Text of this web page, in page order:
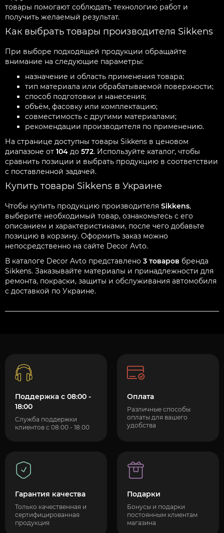
товары помогают соблюдать технологию работ и
получить желаемый результат.
Как выбрать товары производителя Sikkens
При выборе подходящей продукции обращайте
внимание на следующие параметры:
назначение и область применения товара;
тип материала или обрабатываемой поверхности;
способ подготовки и нанесения;
объём, фасовку или комплектацию;
совместимость с другими материалами;
рекомендации производителя по применению.
На странице доступны товары Sikkens в ценовом
диапазоне от 104 до 572. Используйте каталог, чтобы
сравнить позиции и выбрать продукцию в соответствии
с поставленной задачей.
Купить товары Sikkens в Украине
Чтобы купить продукцию производителя Sikkens,
выберите необходимый товар, ознакомьтесь с его
описанием и характеристиками, после чего добавьте
позицию в корзину. Оформить заказ можно
непосредственно на сайте Decor Avto.
В каталоге Decor Avto представлено 3 товаров бренда
Sikkens. Заказывайте материалы и принадлежности для
ремонта, покраски, защиты и обслуживания автомобиля
с доставкой по Украине.
Поддержка с 08:00 -
18:00
Служба поддержки
клиентов с 08:00 - 18:00
Оплата
Различные способы
оплаты для вашего
удобства
Гарантия качества
Только качественная и
сертифицированная
продукция
Подарки
Бонусы и подарки
постоянным клиентам
магазина